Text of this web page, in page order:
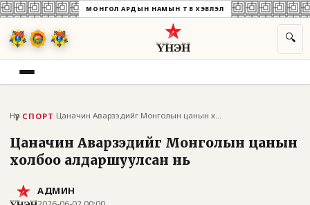
МОНГОЛ АРДЫН НАМЫН ТӨВ ХЭВЛЭЛ
🔍
Нүүр СПОРТ Цаначин Аварзэдийг Монголын цанын холбоо...
Цаначин Аварзэдийг Монголын цанын
холбоо алдаршуулсан нь
АДМИН